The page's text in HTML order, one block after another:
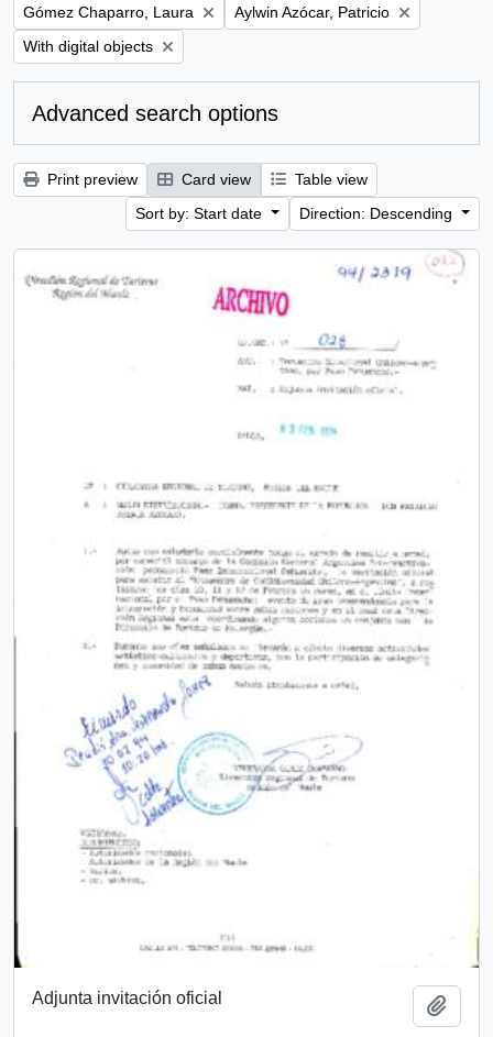
Remove filter:
Gómez Chaparro, Laura Remove filter:
Aylwin Azócar, Patricio
Remove filter:
With digital objects
Advanced search options
Print preview Card view
Table view
Sort by: Start date
Direction: Descending
Adjunta invitación oficial